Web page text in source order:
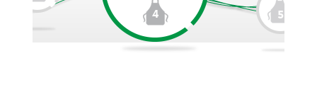
4 5